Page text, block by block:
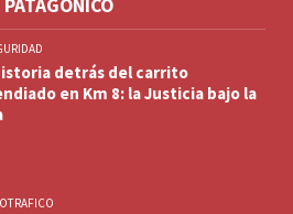
detrás del carrito
en Km 8: la Justicia bajo la